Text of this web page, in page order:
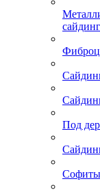
сайдинг
Под
Софиты